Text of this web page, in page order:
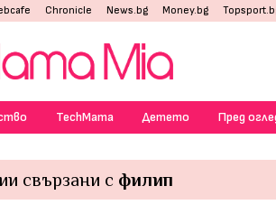
Chronicle News.bg Money.bg
TechMama Детето Пред
свързани с филип